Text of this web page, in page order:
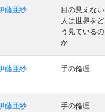
藤亜紗
目の見えない
人は世界をど
う見ているの
か
藤亜紗 手の倫理
藤亜紗 手の倫理